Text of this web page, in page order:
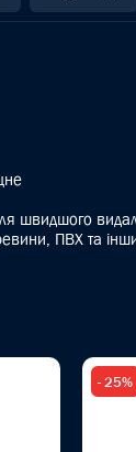
швидшого
ПВХ та
- 25%